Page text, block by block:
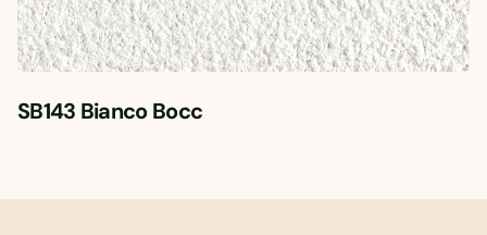
SB143 Bianco Bocc